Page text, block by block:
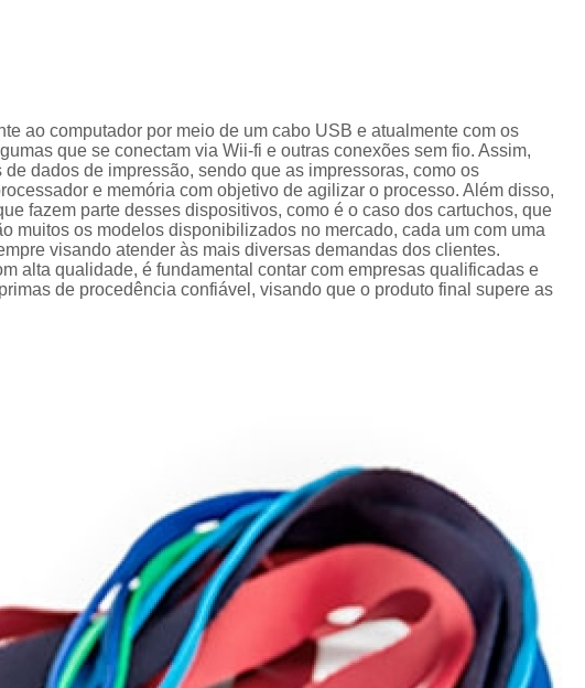
Crachá de
Crachá e
Crachá
Crachá
Crachá
Impressora Datacard
Impressora de Crachá
Impressora de Etiquetas Argox
Impressora Zebra
Porta Crachá Conjugado
Porta
Porta Crachá Plástico
ao computador por meio de um cabo USB e atualmente com os
que se conectam via Wii-fi e outras conexões sem fio. Assim,
dados de impressão, sendo que as impressoras, como os
e memória com objetivo de agilizar o processo. Além disso,
fazem parte desses dispositivos, como é o caso dos cartuchos, que
muitos os modelos disponibilizados no mercado, cada um com uma
visando atender às mais diversas demandas dos clientes.
alta qualidade, é fundamental contar com empresas qualificadas e
de procedência confiável, visando que o produto final supere as